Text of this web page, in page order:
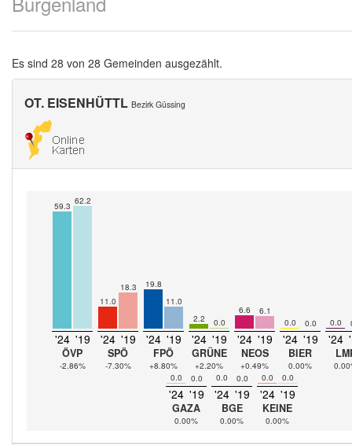
Es sind 28 von 28 Gemeinden ausgezählt.
OT. EISENHÜTTL Bezirk Güssing
59.3 62.2
'24 '19
ÖVP
-2.86%
11.0
18.3
'24 '19
SPÖ
-7.30%
19.8
11.0
'24 '19
FPÖ
+8.80%
2.2 0.0
'24 '19
GRÜNE
+2.20%
6.6 6.1
'24 '19
NEOS
+0.49%
0.0 0.0
'24 '19
BIER
0.00%
0.0
'24
0.0
0.0
'24 '19
GAZA
0.00%
0.0 0.0
'24 '19
BGE
0.00%
0.0 0.0
'24 '19
KEINE
0.00%